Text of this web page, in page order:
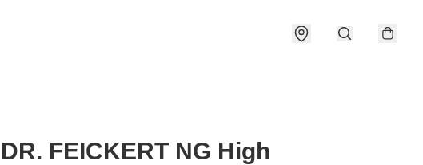
DR. FEICKERT NG High